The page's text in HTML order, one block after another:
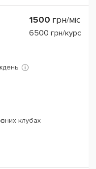
1500 грн/міс
6500 грн/курс
клубах